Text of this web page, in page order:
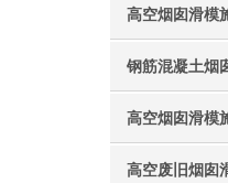
高空烟囱滑模
钢筋混凝土烟
高空烟囱滑模
高空废旧烟囱